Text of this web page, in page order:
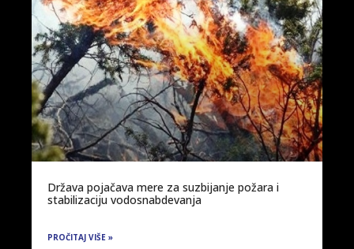
Država pojačava mere za suzbijanje požara i
stabilizaciju vodosnabdevanja
PROČITAJ VIŠE »